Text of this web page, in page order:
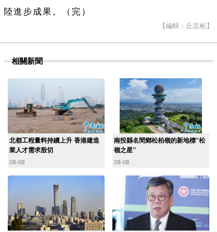
陸進步成果。（完）
【編輯：丘志彬】
相關新聞
北都工程量料持續上升 香港建造
業人才需求殷切
08-08
南投縣名間鄉松柏嶺的新地標“松
嶺之星”
08-08